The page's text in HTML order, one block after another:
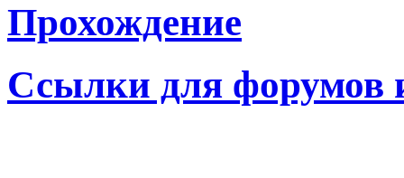
Прохождение
Ссылки для форумов